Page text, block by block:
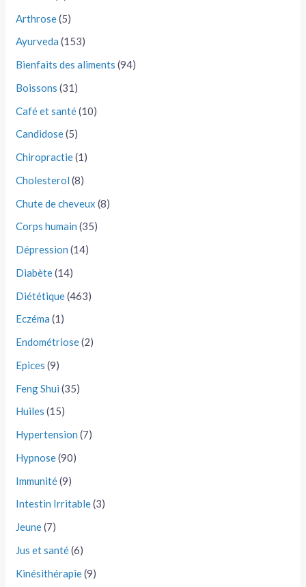
Arthrose(5)
Ayurveda (153)
Bienfaits des aliments (94)
Boissons (31)
Café et santé(10)
Candidose(5)
Chiropractie(1)
Cholesterol (8)
Chute de cheveux (8)
Corps humain (35)
Dépression (14)
Diabète(14)
Diététique(463)
Eczéma (1)
Endométriose(2)
Epices (9)
Feng Shui (35)
Huiles (15)
Hypertension (7)
Hypnose(90)
Immunité(9)
Intestin Irritable(3)
Jeune(7)
Jus et santé(6)
Kinésithérapie(9)